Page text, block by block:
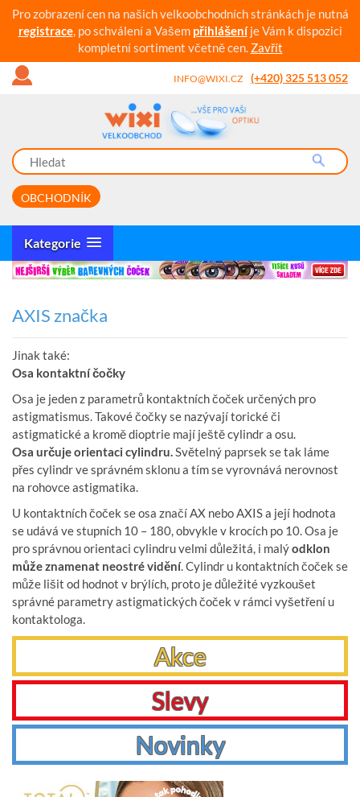
Pro zobrazení cen na našich velkoobchodních stránkách je nutná
registrace, po schválení a Vašem přihlášeníje Vám k dispozici
kompletní sortiment včetně cen. Zavřít
INFO@WIXI.CZ (+420) 325 513 052
OBCHODNÍK
Kategorie
AXIS značka
Jinak také:
Osa kontaktní čočky
Osa je jeden z parametrů kontaktních čoček určených pro
astigmatismus. Takové čočky se nazývají torické či
astigmatické a kromě dioptrie mají ještě cylindr a osu.
Osa určuje orientaci cylindru.Světelný paprsek se tak láme
přes cylindr ve správném sklonu a tím se vyrovnává nerovnost
na rohovce astigmatika.
U kontaktních čoček se osa značí AX nebo AXIS a její hodnota
se udává ve stupních 10 – 180, obvykle v krocích po 10. Osa je
pro správnou orientaci cylindru velmi důležitá, i malýodklon
může znamenat neostré vidění. Cylindr u kontaktních čoček se
může lišit od hodnot v brýlích, proto je důležité vyzkoušet
správné parametry astigmatických čoček v rámci vyšetření u
kontaktologa.
Akce
Slevy
Novinky